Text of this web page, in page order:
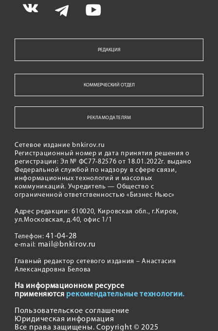
РЕДАКЦИЯ
КОММЕРЧЕСКИЙ ОТДЕЛ
РЕКЛАМОДАТЕЛЯМ
Сетевое издание bnkirov.ru
Регистрационный номер и дата принятия решения о
регистрации: Эл № ФС77-82576 от 18.01.2022г. выдано
Федеральной службой по надзору в сфере связи,
информационных технологий и массовых
коммуникаций. Учредитель — Общество с
ограниченной ответственностью «Бизнес Ньюс»
Адрес редакции: 610020, Кировская обл., г.Киров,
ул.Московская, д.40, офис 1/1
Телефон:41-04-28
e-mail: mail@bnkirov.ru
Главный редактор сетевого издания – Анастасия
Александровна Белова
На информационном ресурсе
применяются рекомендательные технологии.
Пользовательское соглашение
Юридическая информация
Все права защищены. Copyright © 2025